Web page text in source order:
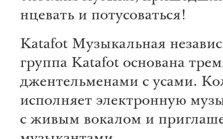
нцевать и по­ту­соваться!
Katafot Музыкальная
группа Katafot основана
джентельменами с усами.
исполняет электронную
с живым вокалом и